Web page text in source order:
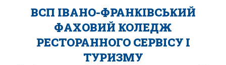
ВСП ІВАНО-ФРАНКІВСЬКИЙ
ФАХОВИЙ КОЛЕДЖ
РЕСТОРАННОГО СЕРВІСУ І
ТУРИЗМУ